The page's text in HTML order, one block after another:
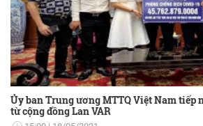
Ủy ban Trung ương MTTQ Việt Nam tiếp
từ cộng đồng Lan VAR